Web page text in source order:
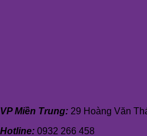
VP Miền Trung: 29 Hoàng Văn
Hotline: 0932 266 458